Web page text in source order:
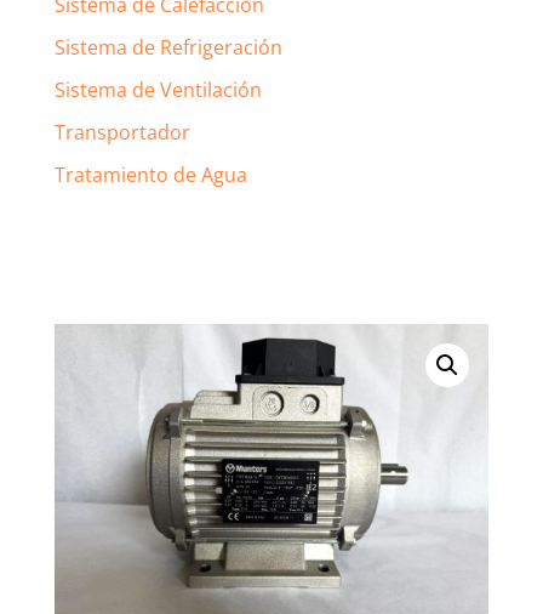
Sistema de Refrigeración
Sistema de Ventilación
Transportador
Tratamiento de Agua